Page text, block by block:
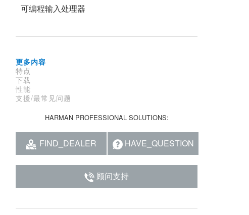
可编程输入处理器
更多内容
特点
下载
性能
支援/最常见问题
HARMAN PROFESSIONAL SOLUTIONS:
FIND_DEALER HAVE_QUESTION
顾问支持